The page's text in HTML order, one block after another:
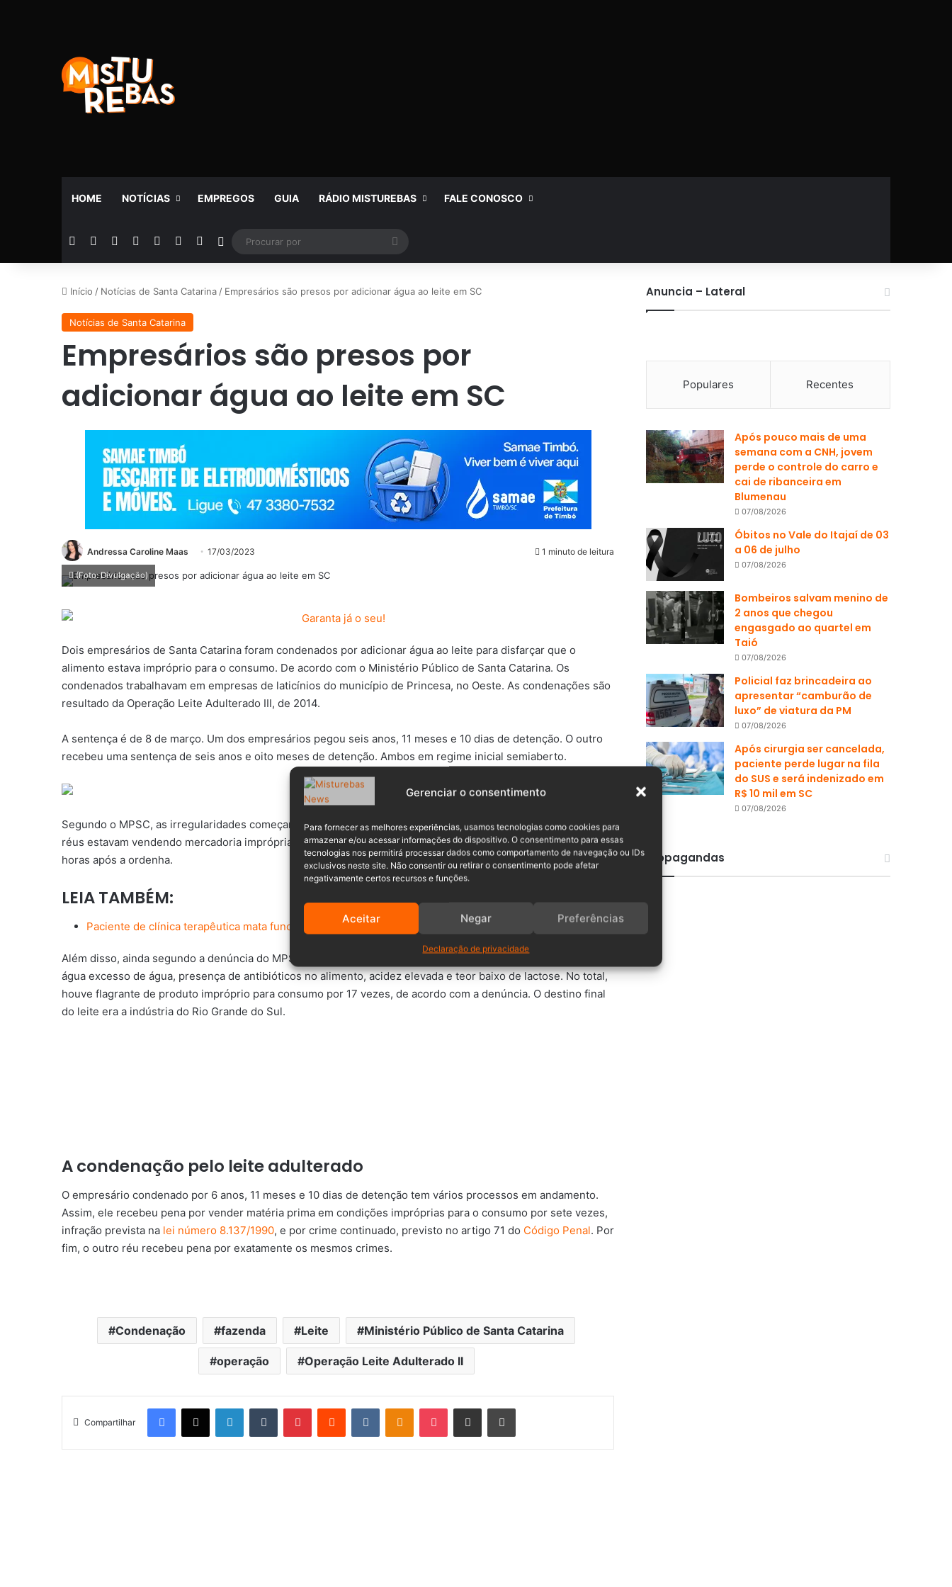
Gerenciar o consentimento
Para fornecer as melhores experiências, usamos tecnologias como cookies para
armazenar e/ou acessar informações do dispositivo. O consentimento para essas
tecnologias nos permitirá processar dados como comportamento de navegação ou IDs
exclusivos neste site. Não consentir ou retirar o consentimento pode afetar
negativamente certos recursos e funções.
Aceitar Negar Preferências
Declaração de privacidade
HOME NOTÍCIAS EMPREGOS GUIA RÁDIO MISTUREBAS FALE CONOSCO
Facebook YouTubeInstagramTelegramWhatsApp
Rádio Switch skin
por
Início / Notícias de Santa Catarina / Empresários são presos por adicionar água ao leite em SC
Notícias de Santa Catarina
Empresários são presos por
adicionar água ao leite em SC
Andressa Caroline Maas 17/03/2023 1 minuto de leitura
(Foto: Divulgação)
Dois empresários de Santa Catarina foram condenados por adicionar água ao leite para disfarçar que o
alimento estava impróprio para o consumo. De acordo com o Ministério Público de Santa Catarina. Os
condenados trabalhavam em empresas de laticínios do município de Princesa, no Oeste. As condenações são
resultado da Operação Leite Adulterado III, de 2014.
A sentença é de 8 de março. Um dos empresários pegou seis anos, 11 meses e 10 dias de detenção. O outro
recebeu uma sentença de seis anos e oito meses de detenção. Ambos em regime inicial semiaberto.
Segundo o MPSC, as irregularidades começaram em 2012. Segundo a denúncia, na empresa de laticínios, os
réus estavam vendendo mercadoria imprópria para o consumo. O leite estava refrigerado por mais de 48
horas após a ordenha.
LEIA TAMBÉM:
Paciente de clínica terapêutica mata funcionário em Balneário Piçarras
Além disso, ainda segundo a denúncia do MPSC, 2014, a empresa recebeu mais visitas. O leite testava com
água excesso de água, presença de antibióticos no alimento, acidez elevada e teor baixo de lactose. No total,
houve flagrante de produto impróprio para consumo por 17 vezes, de acordo com a denúncia. O destino final
do leite era a indústria do Rio Grande do Sul.
A condenação pelo leite adulterado
O empresário condenado por 6 anos, 11 meses e 10 dias de detenção tem vários processos em andamento.
Assim, ele recebeu pena por vender matéria prima em condições impróprias para o consumo por sete vezes,
infração prevista na lei número 8.137/1990, e por crime continuado, previsto no artigo 71 do Código Penal. Por
fim, o outro réu recebeu pena por exatamente os mesmos crimes.
Condenação fazenda Leite Ministério Público de Santa Catarina
operação Operação Leite Adulterado II
Compartilhar
Anuncia – Lateral
Populares Recentes
Após pouco mais de uma
semana com a CNH, jovem
perde o controle do carro e
cai de ribanceira em
Blumenau
07/08/2026
Óbitos no Vale do Itajaí de 03
a 06 de julho
07/08/2026
Bombeiros salvam menino de
2 anos que chegou
engasgado ao quartel em
Taió
07/08/2026
Policial faz brincadeira ao
apresentar “camburão de
luxo” de viatura da PM
07/08/2026
Após cirurgia ser cancelada,
paciente perde lugar na fila
do SUS e será indenizado em
R$ 10 mil em SC
07/08/2026
Propagandas